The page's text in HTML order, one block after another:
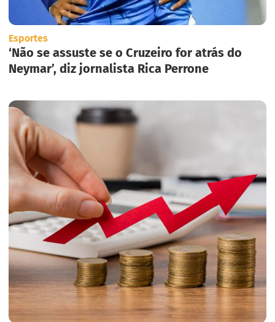
Esportes
‘Não se assuste se o Cruzeiro for atrás do
Neymar’, diz jornalista Rica Perrone